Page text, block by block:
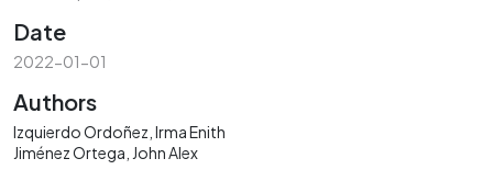
Date
2022-01-01
Authors
Izquierdo Ordoñez, Irma Enith
Jiménez Ortega, John Alex